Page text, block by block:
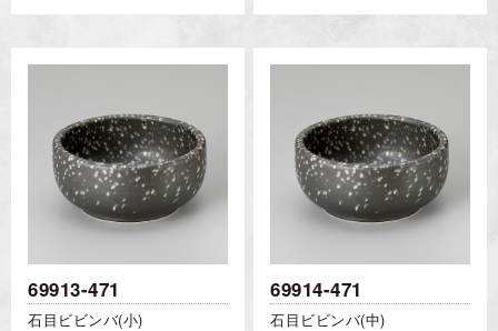
69913-471
石目ビビンバ(小)
69914-471
石目ビビンバ(中)